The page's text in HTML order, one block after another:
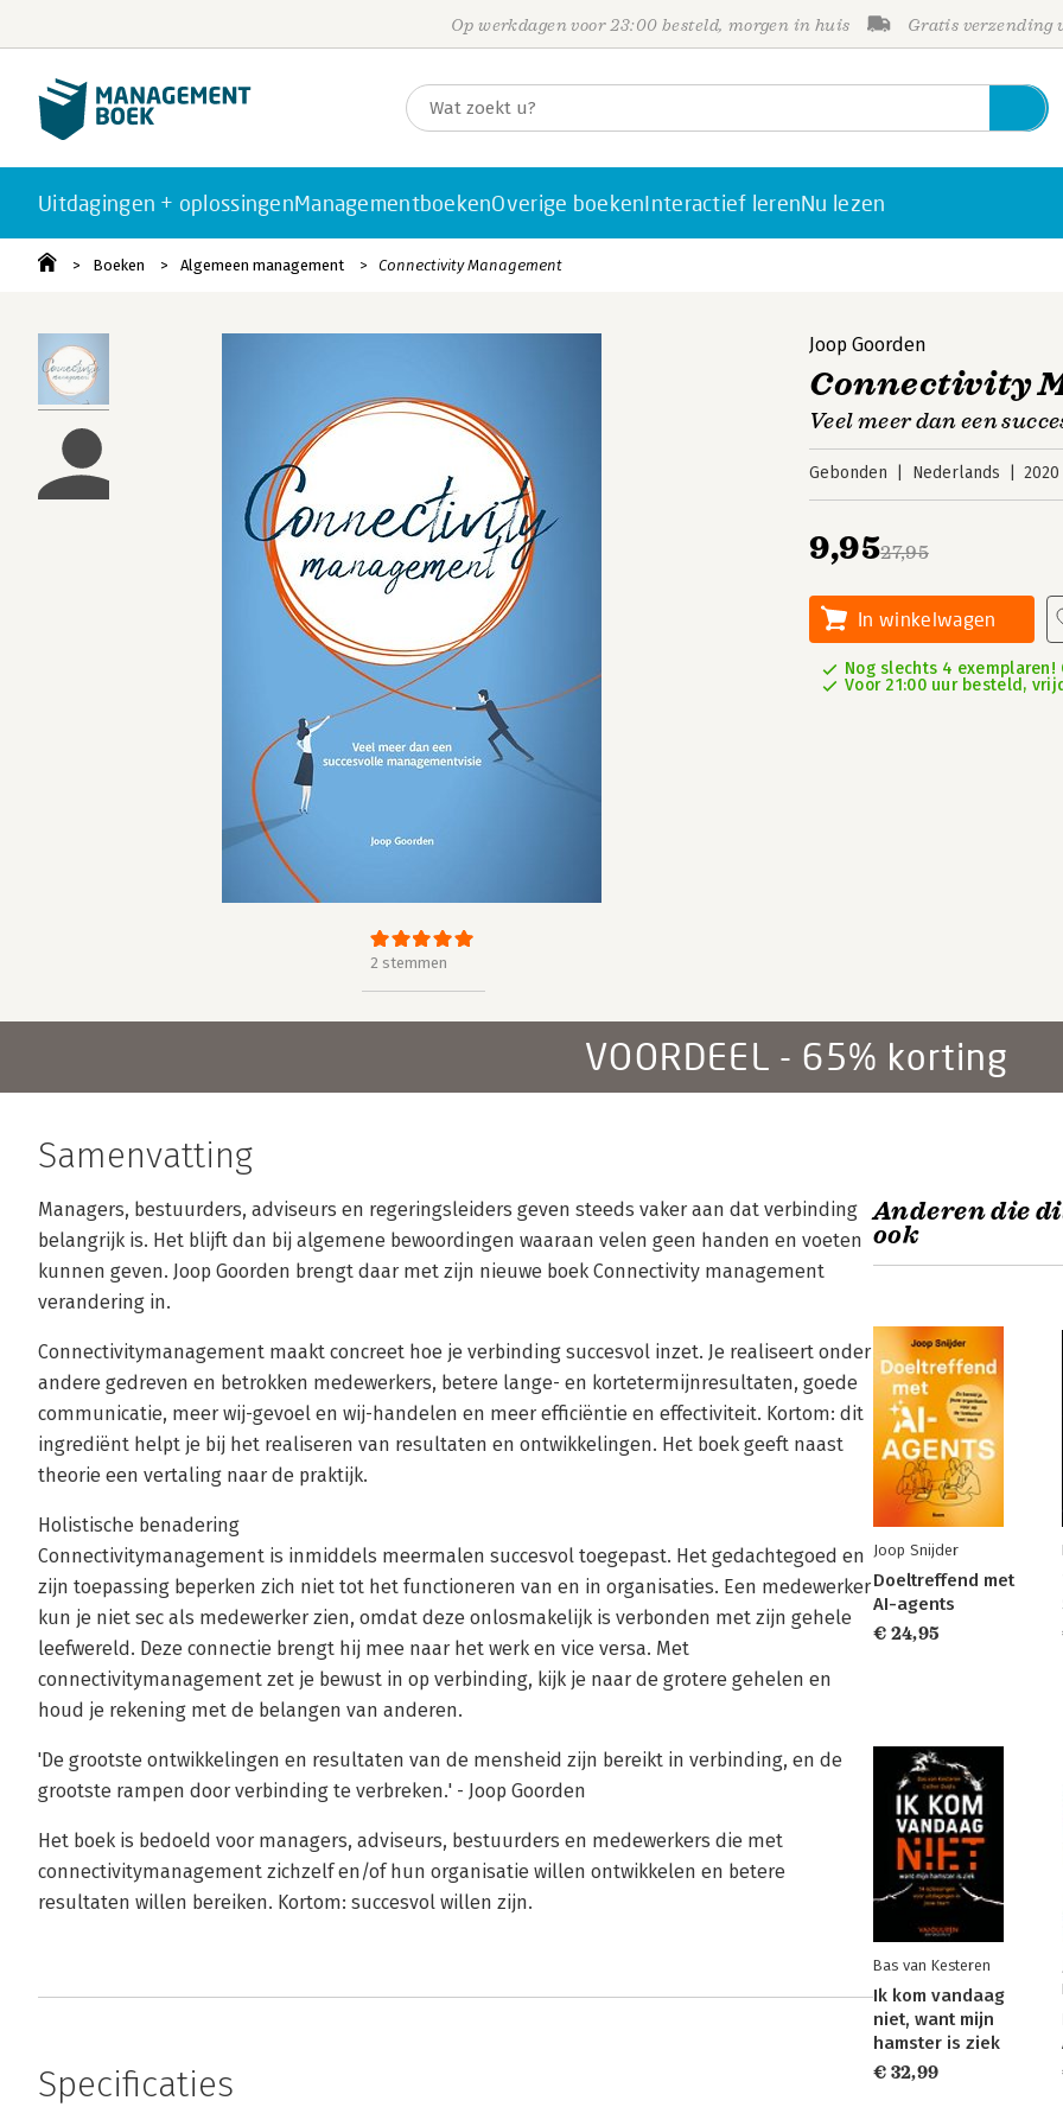
Op werkdagen voor 23:00 besteld, morgen in huis Gratis verzending
Uitdagingen + oplossingenManagementboekenOverige boekenInteractief lerenNu lezen
Boeken Algemeen management Connectivity Management
2 stemmen
Joop Goorden
Connectivity
Veel meer dan een
Gebonden Nederlands 2020
27,95
9,95
In winkelwagen
Nog slechts 4 exemplaren!
Voor 21:00 uur besteld,
VOORDEEL - 65% korting
Samenvatting
Managers, bestuurders, adviseurs en regeringsleiders geven steeds vaker aan dat verbinding
belangrijk is. Het blijft dan bij algemene bewoordingen waaraan velen geen handen en voeten
kunnen geven. Joop Goorden brengt daar met zijn nieuwe boek Connectivity management
verandering in.
Connectivitymanagement maakt concreet hoe je verbinding succesvol inzet. Je realiseert onder
andere gedreven en betrokken medewerkers, betere lange- en kortetermijnresultaten, goede
communicatie, meer wij-gevoel en wij-handelen en meer efficiëntie en effectiviteit. Kortom: dit
ingrediënt helpt je bij het realiseren van resultaten en ontwikkelingen. Het boek geeft naast
theorie een vertaling naar de praktijk.
Holistische benadering
Connectivitymanagement is inmiddels meermalen succesvol toegepast. Het gedachtegoed en
zijn toepassing beperken zich niet tot het functioneren van en in organisaties. Een medewerker
kun je niet sec als medewerker zien, omdat deze onlosmakelijk is verbonden met zijn gehele
leefwereld. Deze connectie brengt hij mee naar het werk en vice versa. Met
connectivitymanagement zet je bewust in op verbinding, kijk je naar de grotere gehelen en
houd je rekening met de belangen van anderen.
'De grootste ontwikkelingen en resultaten van de mensheid zijn bereikt in verbinding, en de
grootste rampen door verbinding te verbreken.' - Joop Goorden
Het boek is bedoeld voor managers, adviseurs, bestuurders en medewerkers die met
connectivitymanagement zichzelf en/of hun organisatie willen ontwikkelen en betere
resultaten willen bereiken. Kortom: succesvol willen zijn.
Specificaties
Anderen die
ook
Joop Snijder
Doeltreffend met
AI-agents
€ 24,95
Bas van Kesteren
Ik kom vandaag
niet, want mijn
hamster is ziek
€ 32,99